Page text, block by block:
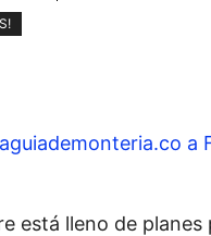
a
está lleno de planes